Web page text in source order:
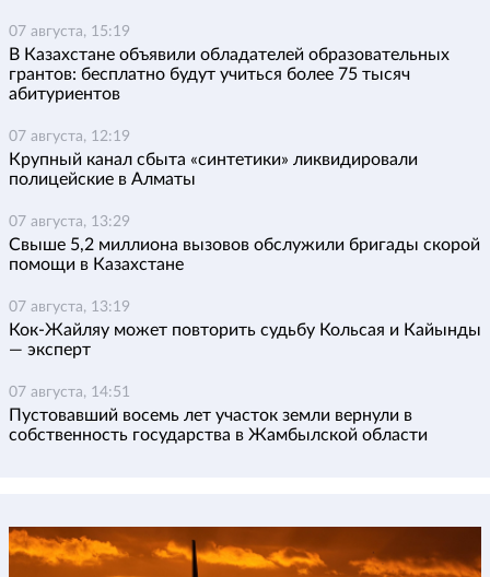
07 августа, 15:19
В Казахстане объявили обладателей образовательных
грантов: бесплатно будут учиться более 75 тысяч
абитуриентов
07 августа, 12:19
Крупный канал сбыта «синтетики» ликвидировали
полицейские в Алматы
07 августа, 13:29
Свыше 5,2 миллиона вызовов обслужили бригады скорой
помощи в Казахстане
07 августа, 13:19
Кок-Жайляу может повторить судьбу Кольсая и Кайынды
— эксперт
07 августа, 14:51
Пустовавший восемь лет участок земли вернули в
собственность государства в Жамбылской области